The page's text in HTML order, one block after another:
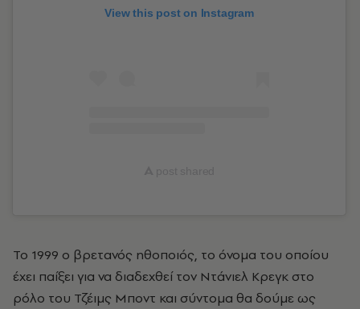
View this post on Instagram
Το 1999 o βρετανός ηθοποιός, το όνομα του οποίου
έχει παίξει για να διαδεχθεί τον Ντάνιελ Κρεγκ στο
ρόλο του Τζέιμς Μποντ και σύντομα θα δούμε ως